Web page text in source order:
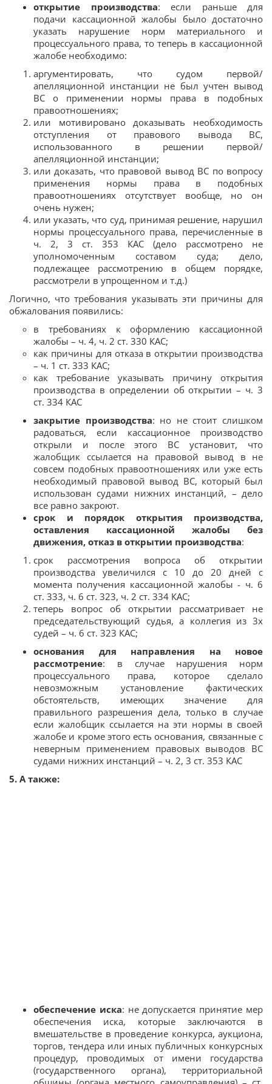
открытие производства: если раньше для
подачи кассационной жалобы было достаточно
указать нарушение норм материального и
процессуального права, то теперь в кассационной
жалобе необходимо:
аргументировать, что судом первой/
апелляционной инстанции не был учтен вывод
ВС о применении нормы права в подобных
правоотношениях;
или мотивировано доказывать необходимость
отступления от правового вывода ВС,
использованного в решении первой/
апелляционной инстанции;
или доказать, что правовой вывод ВС по вопросу
применения нормы права в подобных
правоотношениях отсутствует вообще, но он
очень нужен;
или указать, что суд, принимая решение, нарушил
нормы процессуального права, перечисленные в
ч. 2, 3 ст. 353 КАС (дело рассмотрено не
уполномоченным составом суда; дело,
подлежащее рассмотрению в общем порядке,
рассмотрели в упрощенном и т.д.)
Логично, что требования указывать эти причины для
обжалования появились:
в требованиях к оформлению кассационной
жалобы – ч. 4, ч. 2 ст. 330 КАС;
как причины для отказа в открытии производства
– ч. 1 ст. 333 КАС;
как требование указывать причину открытия
производства в определении об открытии – ч. 3
ст. 334 КАС
закрытие производства: но не стоит слишком
радоваться, если кассационное производство
открыли и после этого ВС установит, что
жалобщик ссылается на правовой вывод в не
совсем подобных правоотношениях или уже есть
необходимый правовой вывод ВС, который был
использован судами нижних инстанций, – дело
все равно закроют.
срок и порядок открытия производства,
оставления кассационной жалобы без
движения, отказ в открытии производства:
срок рассмотрения вопроса об открытии
производства увеличился с 10 до 20 дней с
момента получения кассационной жалобы - ч. 6
ст. 333, ч. 6 ст. 323, ч. 2 ст. 334 КАС;
теперь вопрос об открытии рассматривает не
председательствующий судья, а коллегия из 3х
судей – ч. 6 ст. 323 КАС;
основания для направления на новое
рассмотрение: в случае нарушения норм
процессуального права, которое сделало
невозможным установление фактических
обстоятельств, имеющих значение для
правильного разрешения дела, только в случае
если жалобщик ссылается на эти нормы в своей
жалобе и кроме этого есть основания, связанные с
неверным применением правовых выводов ВС
судами нижних инстанций – ч. 2, 3 ст. 353 КАС
5. А также:
обеспечение иска: не допускается принятие мер
обеспечения иска, которые заключаются в
вмешательстве в проведение конкурса, аукциона,
торгов, тендера или иных публичных конкурсных
процедур, проводимых от имени государства
(государственного органа), территориальной